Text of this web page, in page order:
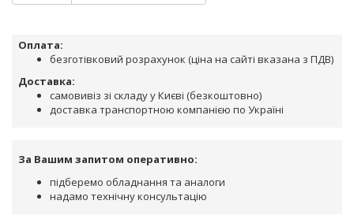
Оплата:
безготівковий розрахунок (ціна на сайті вказана з ПДВ)
Доставка:
самовивіз зі складу у Києві (безкоштовно)
доставка транспортною компанією по Україні
За Вашим запитом оперативно:
підберемо обладнання та аналоги
надамо технічну консультацію